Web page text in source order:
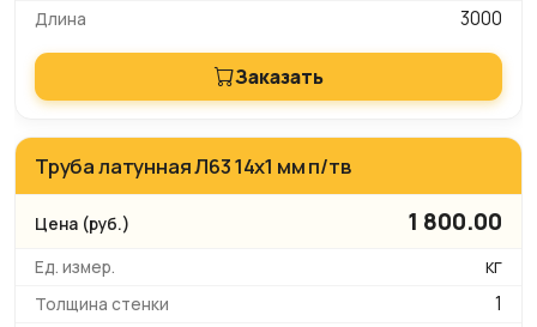
3000
Заказать
Труба латунная Л63 14х1 мм п/тв
1 800.00
кг
1